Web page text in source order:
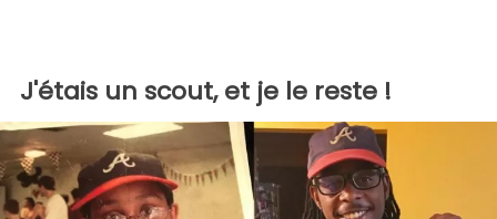
J'étais un scout, et je le reste !